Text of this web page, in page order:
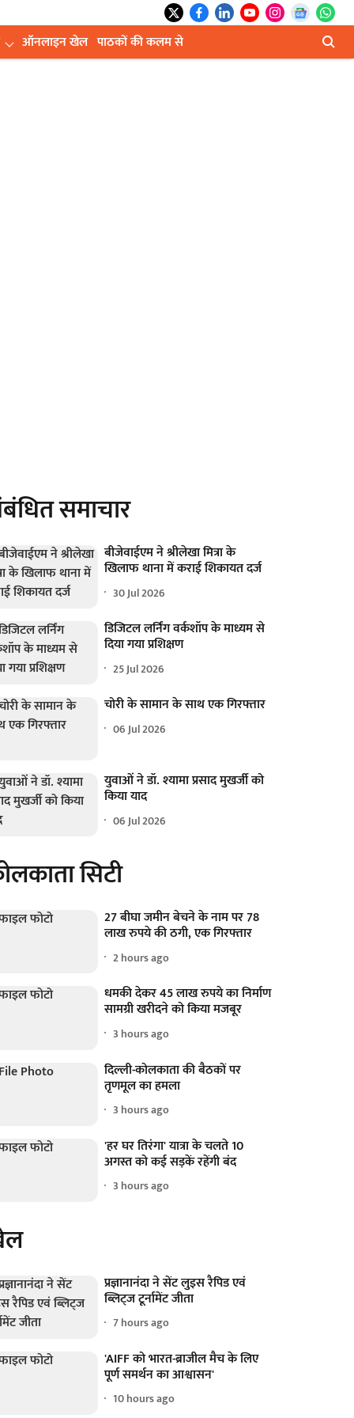
ऑनलाइन खेल पाठकों की कलम से
समाचार
बीजेवाईएम ने श्रीलेखा मित्रा के
खिलाफ थाना में कराई शिकायत दर्ज
30 Jul 2026
डिजिटल लर्निंग वर्कशॉप के माध्यम से
दिया गया प्रशिक्षण
25 Jul 2026
चोरी के सामान के साथ एक गिरफ्तार
06 Jul 2026
युवाओं ने डॉ. श्यामा प्रसाद मुखर्जी को
किया याद
06 Jul 2026
सिटी
27 बीघा जमीन बेचने के नाम पर 78
लाख रुपये की ठगी, एक गिरफ्तार
2 hours ago
धमकी देकर 45 लाख रुपये का निर्माण
सामग्री खरीदने को किया मजबूर
3 hours ago
दिल्ली-कोलकाता की बैठकों पर
तृणमूल का हमला
3 hours ago
'हर घर तिरंगा' यात्रा के चलते 10
अगस्त को कई सड़कें रहेंगी बंद
3 hours ago
प्रज्ञानानंदा ने सेंट लुइस रैपिड एवं
ब्लिट्ज टूर्नामेंट जीता
7 hours ago
'AIFF को भारत-ब्राजील मैच के लिए
पूर्ण समर्थन का आश्वासन'
10 hours ago